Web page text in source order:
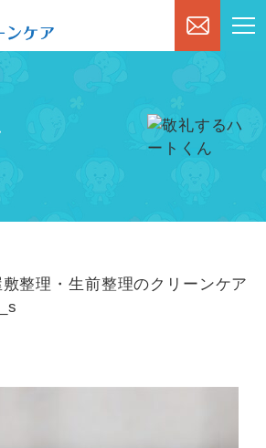
整理・生前整理のクリーンケア